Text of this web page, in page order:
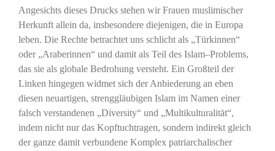
Angesichts dieses Drucks stehen wir Frauen muslimischer
Herkunft allein da, insbesondere diejenigen, die in Europa
leben. Die Rechte betrachtet uns schlicht als „Türkinnen“
oder „Araberinnen“ und damit als Teil des Islam–Problems,
das sie als globale Bedrohung versteht. Ein Großteil der
Linken hingegen widmet sich der Anbiederung an eben
diesen neuartigen, strenggläubigen Islam im Namen einer
falsch verstandenen „Diversity“ und „Multikulturalität“,
indem nicht nur das Kopftuchtragen, sondern indirekt gleich
der ganze damit verbundene Komplex patriarchalischer